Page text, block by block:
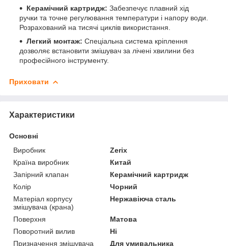
Керамічний картридж: Забезпечує плавний хід
ручки та точне регулювання температури і напору води.
Розрахований на тисячі циклів використання.
Легкий монтаж: Спеціальна система кріплення
дозволяє встановити змішувач за лічені хвилини без
професійного інструменту.
Приховати
Характеристики
Основні
Виробник
Zerix
Країна виробник
Китай
Запірний клапан
Керамічний картридж
Колір
Чорний
Матеріал корпусу
змішувача (крана)
Нержавіюча сталь
Поверхня
Матова
Поворотний вилив
Ні
Призначення змішувача
Для умивальника